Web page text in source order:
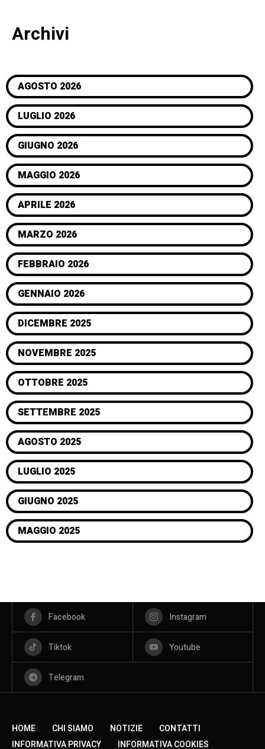
Archivi
AGOSTO 2026
LUGLIO 2026
GIUGNO 2026
MAGGIO 2026
APRILE 2026
MARZO 2026
FEBBRAIO 2026
GENNAIO 2026
DICEMBRE 2025
NOVEMBRE 2025
OTTOBRE 2025
SETTEMBRE 2025
AGOSTO 2025
LUGLIO 2025
GIUGNO 2025
MAGGIO 2025
Facebook Instagram
Tiktok Youtube
Telegram
HOME CHI SIAMO NOTIZIE
CONTATTI
INFORMATIVA PRIVACY
INFORMATIVA COOKIES